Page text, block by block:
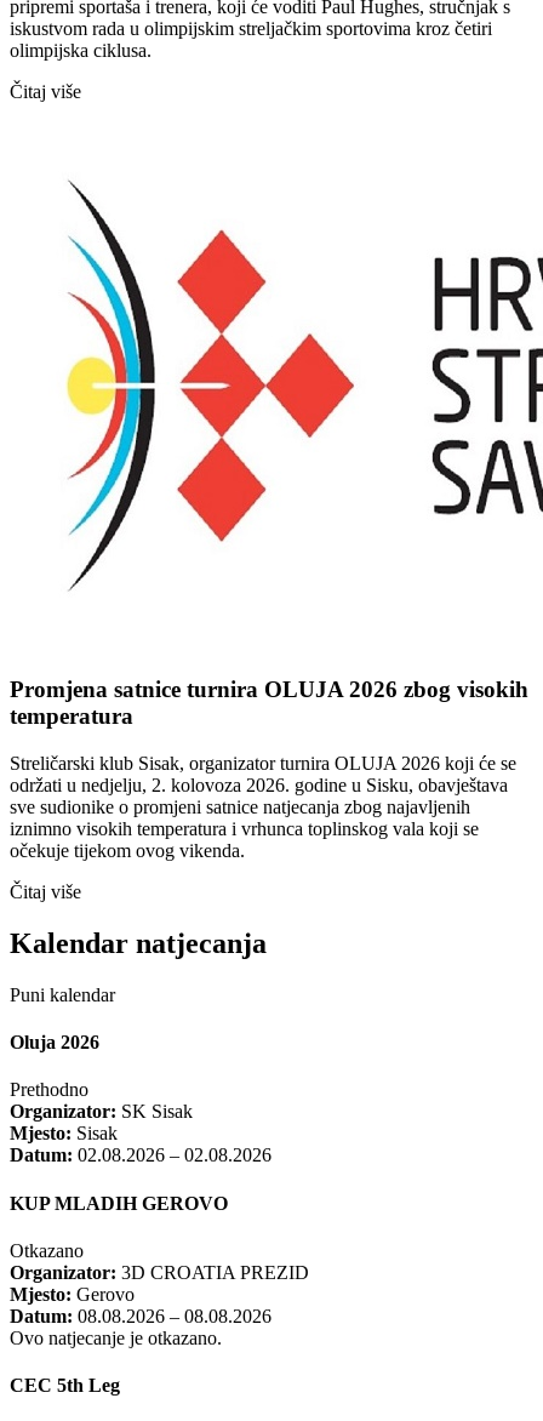
pripremi sportaša i trenera, koji će voditi Paul Hughes, stručnjak s
iskustvom rada u olimpijskim streljačkim sportovima kroz četiri
olimpijska ciklusa.
Čitaj više
Promjena satnice turnira OLUJA 2026 zbog visokih
temperatura
Streličarski klub Sisak, organizator turnira OLUJA 2026 koji će se
održati u nedjelju, 2. kolovoza 2026. godine u Sisku, obavještava
sve sudionike o promjeni satnice natjecanja zbog najavljenih
iznimno visokih temperatura i vrhunca toplinskog vala koji se
očekuje tijekom ovog vikenda.
Čitaj više
Kalendar natjecanja
Puni kalendar
Oluja 2026
Prethodno
Organizator: SK Sisak
Mjesto: Sisak
Datum: 02.08.2026 – 02.08.2026
KUP MLADIH GEROVO
Otkazano
Organizator: 3D CROATIA PREZID
Mjesto: Gerovo
Datum: 08.08.2026 – 08.08.2026
Ovo natjecanje je otkazano.
CEC 5th Leg